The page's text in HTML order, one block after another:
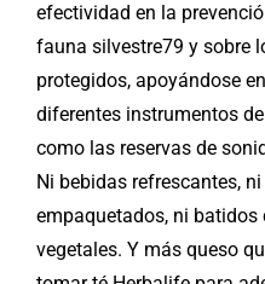
efectividad en la
fauna silvestre79 y sobre
protegidos, apoyándose
diferentes instrumentos
como las reservas de
Ni bebidas refrescantes,
empaquetados, ni batidos
vegetales. Y más queso